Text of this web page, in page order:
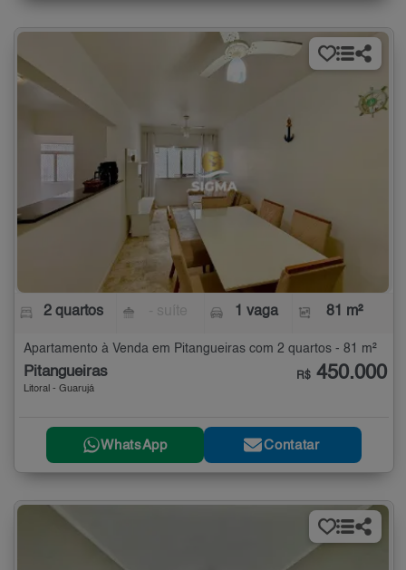
2 quartos 1 vaga 81 m²
Apartamento à Venda em Pitangueiras com 2 quartos - 81 m²
Pitangueiras
Litoral - Guarujá
R$ 450.000
WhatsApp Contatar